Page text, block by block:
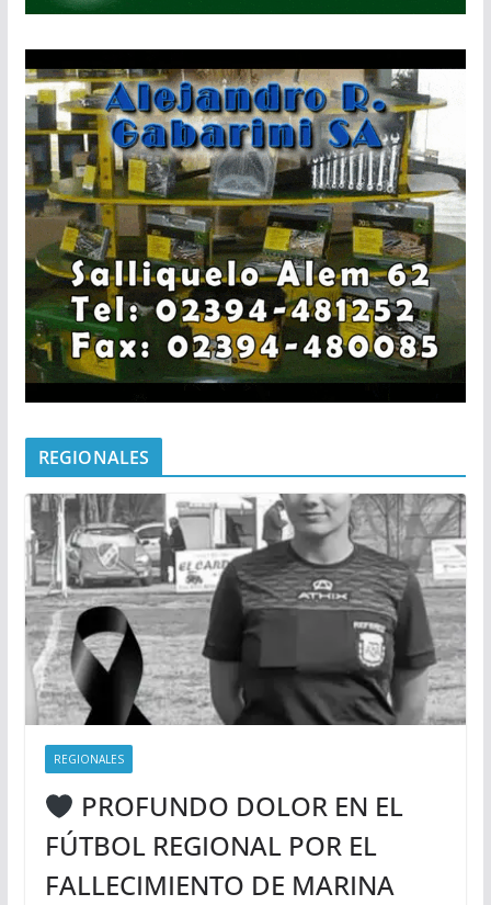
REGIONALES
REGIONALES
PROFUNDO DOLOR EN EL
FÚTBOL REGIONAL POR EL
FALLECIMIENTO DE MARINA